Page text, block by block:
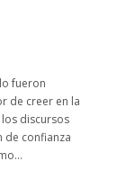
fueron
de creer en la
los discursos
de confianza